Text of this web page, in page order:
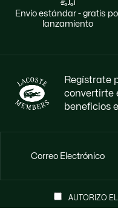
envío estándar - gratis por
lanzamiento
Regístrate
convertirte
beneficios
Correo Electrónico
AUTORIZO